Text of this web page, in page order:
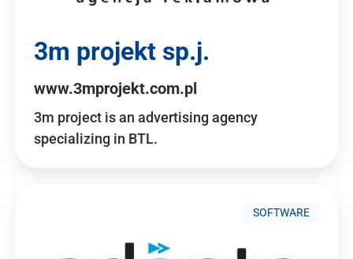
3m projekt sp.j.
www.3mprojekt.com.pl
3m project is an advertising agency
specializing in BTL.
SOFTWARE